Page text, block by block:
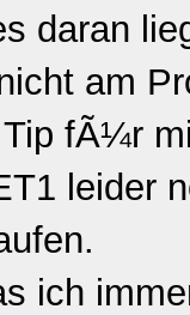
daran
am
fÃ¼r
leider
ich